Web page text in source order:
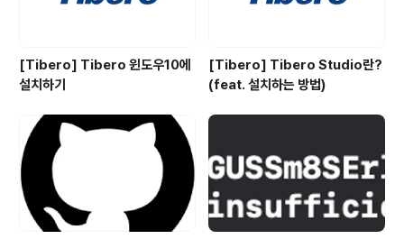
[Tibero] Tibero 윈도우10에
설치하기
[Tibero] Tibero Studio란?
(feat. 설치하는 방법)